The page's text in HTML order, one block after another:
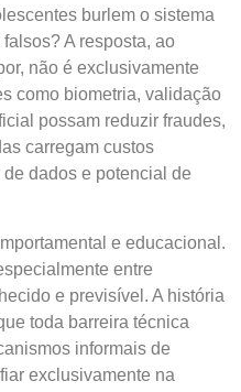
burlem o sistema
A resposta, ao
não é exclusivamente
como biometria, validação
possam reduzir fraudes,
carregam custos
dados e potencial de
e educacional.
entre
e previsível. A história
toda barreira técnica
informais de
exclusivamente na